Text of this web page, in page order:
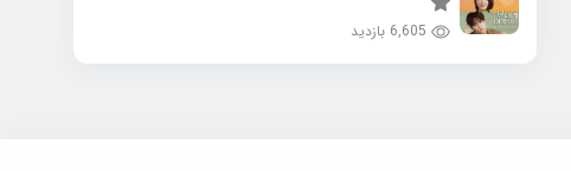
6,605 بازدید